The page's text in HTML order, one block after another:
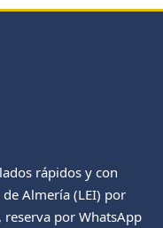
rápidos y con
Almería (LEI) por
por WhatsApp